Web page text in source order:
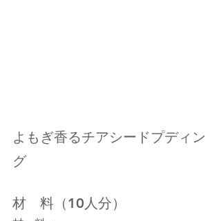
よもぎ香るチアシードプディン
グ
材　料（10人分）